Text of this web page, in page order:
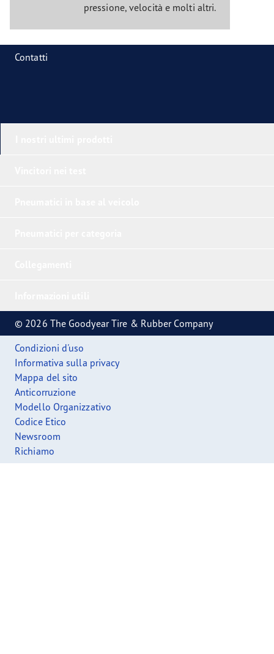
pressione, velocità e molti altri.
Contatti
© 2026 The Goodyear Tire & Rubber Company
Condizioni d'uso
Informativa sulla privacy
Mappa del sito
Anticorruzione
Modello Organizzativo
Codice Etico
Newsroom
Richiamo